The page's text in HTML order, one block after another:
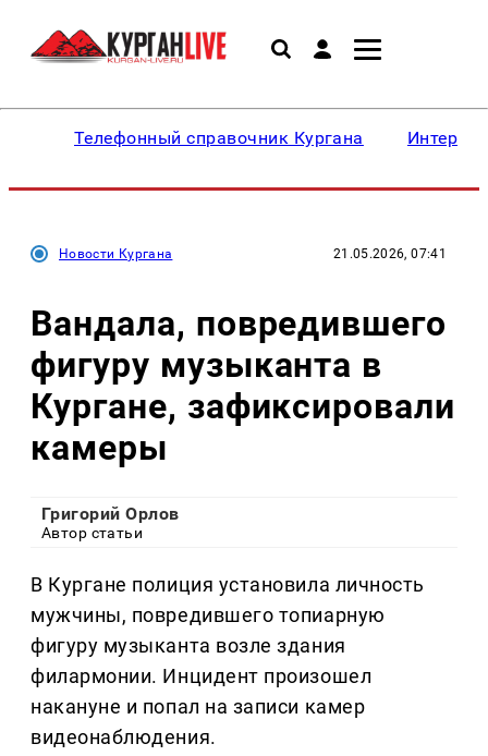
Телефонный справочник Кургана
Новости Кургана 21.05.2026, 07:41
Вандала, повредившего
фигуру музыканта в
Кургане, зафиксировали
камеры
Григорий Орлов
Автор статьи
В Кургане полиция установила личность
мужчины, повредившего топиарную
фигуру музыканта возле здания
филармонии. Инцидент произошел
накануне и попал на записи камер
видеонаблюдения.